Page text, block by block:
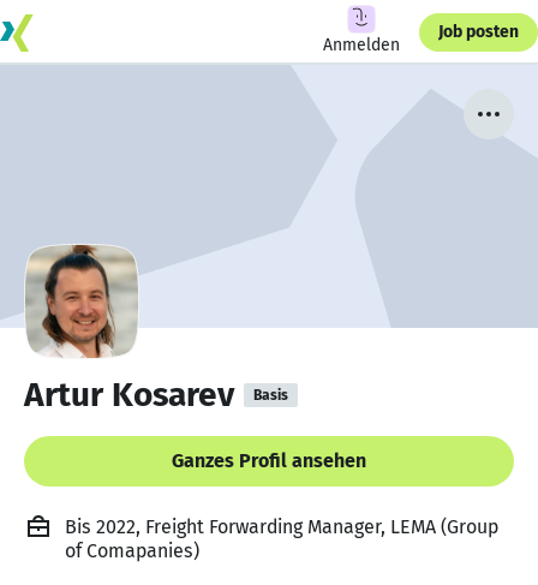
Anmelden
Job posten
Artur Kosarev Basis
Ganzes Profil ansehen
Bis 2022, Freight Forwarding Manager, LEMA (Group
of Comapanies)